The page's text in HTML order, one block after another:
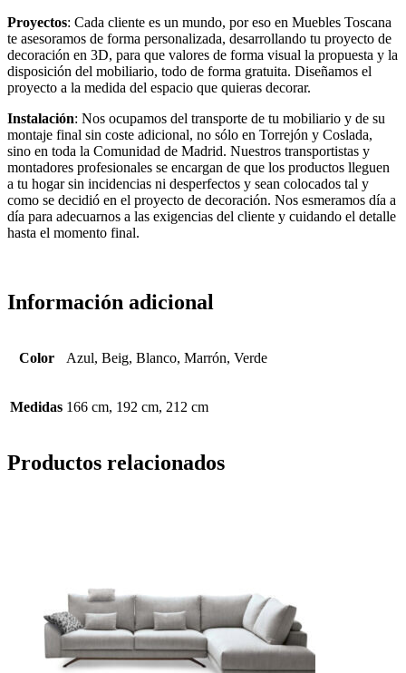
Proyectos: Cada cliente es un mundo, por eso en Muebles Toscana
te asesoramos de forma personalizada, desarrollando tu proyecto de
decoración en 3D, para que valores de forma visual la propuesta y la
disposición del mobiliario, todo de forma gratuita. Diseñamos el
proyecto a la medida del espacio que quieras decorar.
Instalación: Nos ocupamos del transporte de tu mobiliario y de su
montaje final sin coste adicional, no sólo en Torrejón y Coslada,
sino en toda la Comunidad de Madrid. Nuestros transportistas y
montadores profesionales se encargan de que los productos lleguen
a tu hogar sin incidencias ni desperfectos y sean colocados tal y
como se decidió en el proyecto de decoración. Nos esmeramos día a
día para adecuarnos a las exigencias del cliente y cuidando el detalle
hasta el momento final.
Información adicional
Color Azul, Beig, Blanco, Marrón, Verde
Medidas 166 cm, 192 cm, 212 cm
Productos relacionados